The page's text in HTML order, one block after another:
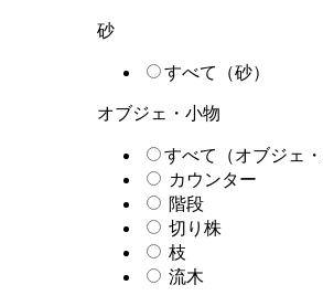
砂
すべて（砂）
オブジェ・小物
すべて（オブジェ・
カウンター
階段
切り株
枝
流木